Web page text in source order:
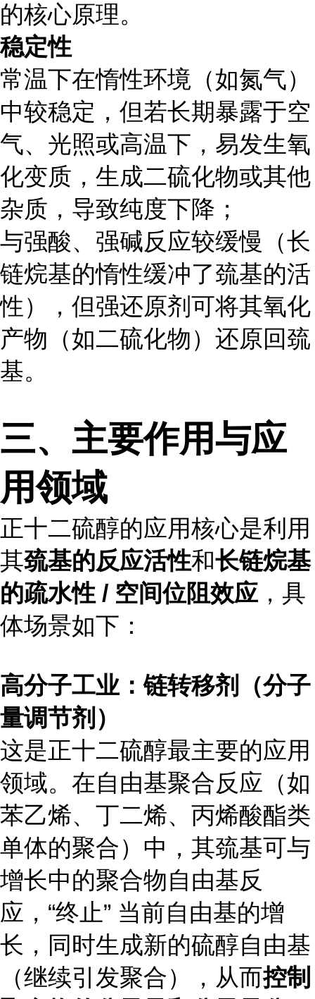
的核心原理。
稳定性
常温下在惰性环境（如氮气）
中较稳定，但若长期暴露于空
气、光照或高温下，易发生氧
化变质，生成二硫化物或其他
杂质，导致纯度下降；
与强酸、强碱反应较缓慢（长
链烷基的惰性缓冲了巯基的活
性），但强还原剂可将其氧化
产物（如二硫化物）还原回巯
基。
三、主要作用与应
用领域
正十二硫醇的应用核心是利用
其巯基的反应活性和长链烷基
的疏水性 / 空间位阻效应 ，具
体场景如下：
高分子工业：链转移剂（分子
量调节剂）
这是正十二硫醇最主要的应用
领域。在自由基聚合反应（如
苯乙烯、丁二烯、丙烯酸酯类
单体的聚合）中，其巯基可与
增长中的聚合物自由基反
应，“终止” 当前自由基的增
长，同时生成新的硫醇自由基
（继续引发聚合），从而控制